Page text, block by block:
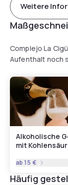
Weitere
Complejo La
Aufenthalt noch
Alkoholische
mit
ab15 €
Häufig